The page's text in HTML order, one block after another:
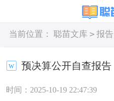
当前位置： 聪苗文库 > 报告
预决算公开自查报告
时间：2025-10-19 22:47:39